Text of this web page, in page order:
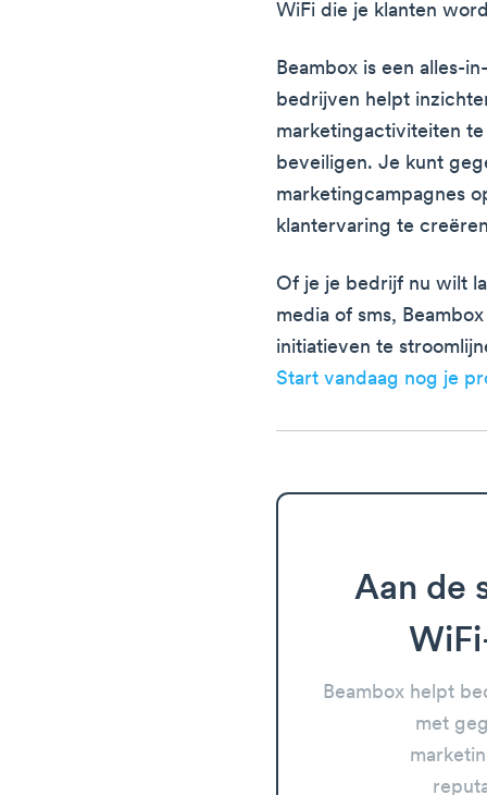
WiFi die je klanten
Beambox is een alles-
bedrijven helpt
marketingactiviteiten
beveiligen. Je kunt
marketingcampagnes
klantervaring te
Of je je bedrijf nu wilt
media of sms,
initiatieven te
Start vandaag nog je
Aan de
Beambox helpt
met